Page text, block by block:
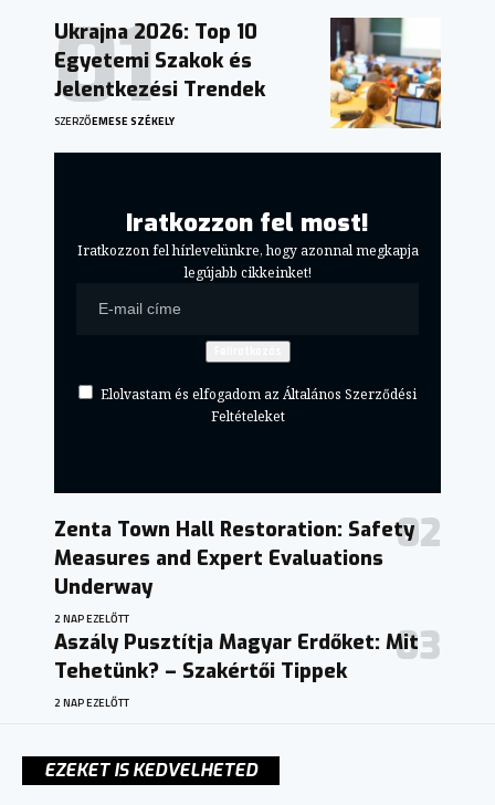
Ukrajna 2026: Top 10
Egyetemi Szakok és
Jelentkezési Trendek
SZERZŐEMESE SZÉKELY
Iratkozzon fel most!
Iratkozzon fel hírlevelünkre, hogy azonnal megkapja
legújabb cikkeinket!
Elolvastam és elfogadom az Általános Szerződési
Feltételeket
Zenta Town Hall Restoration: Safety
Measures and Expert Evaluations
Underway
2 NAP EZELŐTT
Aszály Pusztítja Magyar Erdőket: Mit
Tehetünk? – Szakértői Tippek
2 NAP EZELŐTT
EZEKET IS KEDVELHETED